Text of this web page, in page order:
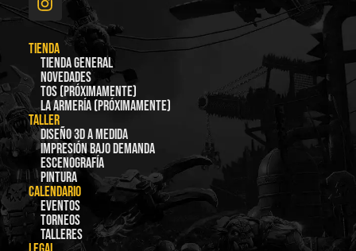
TIENDA
Tienda general
Novedades
TOS (Próximamente)
La Armería (Próximamente)
TALLER
Diseño 3D a medida
Impresión bajo demanda
Escenografía
Pintura
CALENDARIO
Eventos
Torneos
Talleres